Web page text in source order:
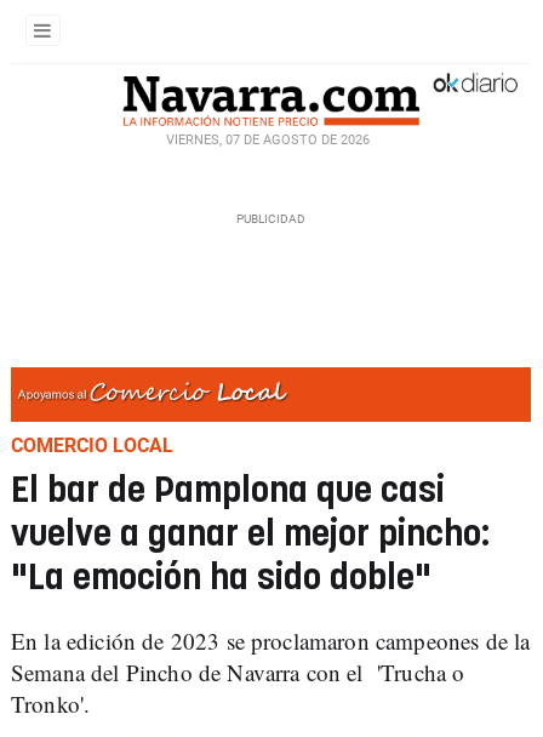
VIERNES, 07 DE AGOSTO DE 2026
COMERCIO LOCAL
El bar de Pamplona que casi
vuelve a ganar el mejor pincho:
"La emoción ha sido doble"
En la edición de 2023 se proclamaron campeones de la
Semana del Pincho de Navarra con el 'Trucha o
Tronko'.